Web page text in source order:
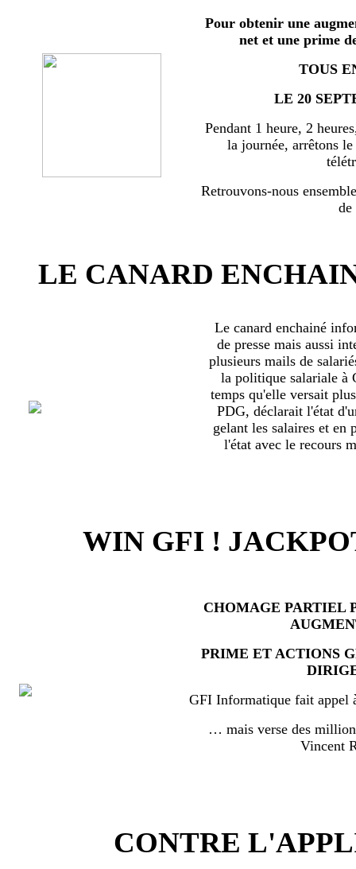
Pour obtenir une
net et une prime
TOUS
LE 20
Pendant 1 heure, 2
la journée, arrêtons
Retrouvons-nous
de
LE CANARD
Le canard enchainé
de presse mais aussi
plusieurs mails de
la politique salariale à
temps qu'elle versait
PDG, déclarait l'état
gelant les salaires et en
l'état avec le recours
WIN GFI !
CHOMAGE PARTIEL
PRIME ET ACTIONS
GFI Informatique fait appel
… mais verse des
Vincent
CONTRE